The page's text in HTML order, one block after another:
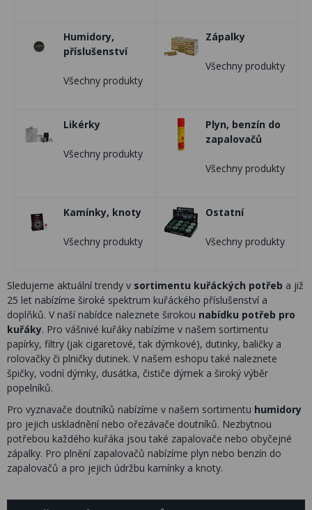
Humidory,
příslušenství
Všechny produkty
Zápalky
Všechny produkty
Likérky
Všechny produkty
Plyn, benzín do
zapalovačů
Všechny produkty
Kamínky, knoty
Všechny produkty
Ostatní
Všechny produkty
Sledujeme aktuální trendy v sortimentu kuřáckých potřeb a již
25 let nabízíme široké spektrum kuřáckého příslušenství a
doplňků. V naší nabídce naleznete širokou nabídku potřeb pro
kuřáky. Pro vášnivé kuřáky nabízíme v našem sortimentu
papírky, filtry (jak cigaretové, tak dýmkové), dutinky, baličky a
rolovačky či plničky dutinek. V našem eshopu také naleznete
špičky, vodní dýmky, dusátka, čističe dýmek a široký výběr
popelníků.
Pro vyznavače doutníků nabízíme v našem sortimentu humidory
pro jejich uskladnění nebo ořezávače doutníků. Nezbytnou
potřebou každého kuřáka jsou také zapalovače nebo obyčejné
zápalky. Pro plnění zapalovačů nabízíme plyn nebo benzín do
zapalovačů a pro jejich údržbu kamínky a knoty.